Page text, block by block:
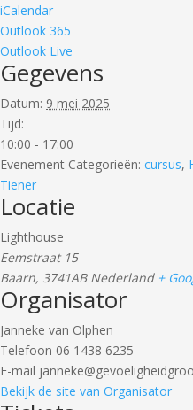
iCalendar
Outlook 365
Outlook Live
Gegevens
Datum: 9 mei 2025
Tijd:
10:00 - 17:00
Evenement Categorieën: cursus,
Tiener
Locatie
Lighthouse
Eemstraat 15
Baarn, 3741AB Nederland +
Organisator
Janneke van Olphen
Telefoon 06 1438 6235
E-mail
Bekijk de site van Organisator